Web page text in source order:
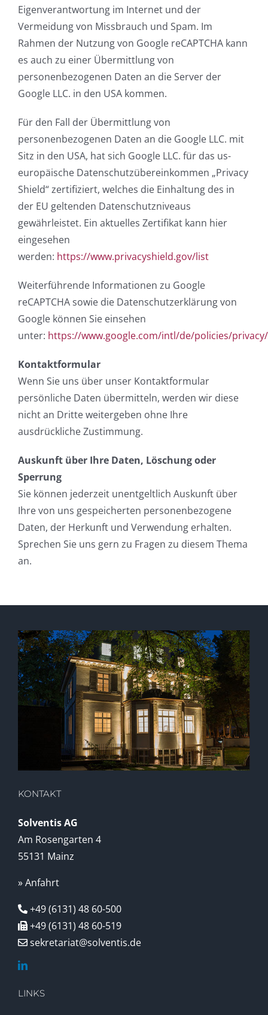
Eigenverantwortung im Internet und der
Vermeidung von Missbrauch und Spam. Im
Rahmen der Nutzung von Google reCAPTCHA kann
es auch zu einer Übermittlung von
personenbezogenen Daten an die Server der
Google LLC. in den USA kommen.
Für den Fall der Übermittlung von
personenbezogenen Daten an die Google LLC. mit
Sitz in den USA, hat sich Google LLC. für das us-
europäische Datenschutzübereinkommen „Privacy
Shield“ zertifiziert, welches die Einhaltung des in
der EU geltenden Datenschutzniveaus
gewährleistet. Ein aktuelles Zertifikat kann hier
eingesehen
werden: https://www.privacyshield.gov/list
Weiterführende Informationen zu Google
reCAPTCHA sowie die Datenschutzerklärung von
Google können Sie einsehen
unter: https://www.google.com/intl/de/policies/privacy/
Kontaktformular
Wenn Sie uns über unser Kontaktformular
persönliche Daten übermitteln, werden wir diese
nicht an Dritte weitergeben ohne Ihre
ausdrückliche Zustimmung.
Auskunft über Ihre Daten, Löschung oder
Sperrung
Sie können jederzeit unentgeltlich Auskunft über
Ihre von uns gespeicherten personenbezogene
Daten, der Herkunft und Verwendung erhalten.
Sprechen Sie uns gern zu Fragen zu diesem Thema
an.
KONTAKT
Solventis AG
Am Rosengarten 4
55131 Mainz
» Anfahrt
+49 (6131) 48 60-500
+49 (6131) 48 60-519
sekretariat@solventis.de
LINKS